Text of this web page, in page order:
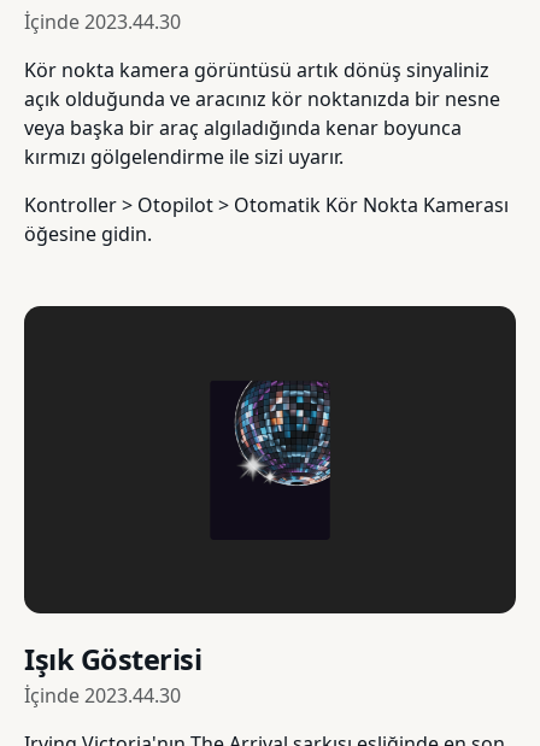
İçinde2023.44.30
Kör nokta kamera görüntüsü artık dönüş sinyaliniz
açık olduğunda ve aracınız kör noktanızda bir nesne
veya başka bir araç algıladığında kenar boyunca
kırmızı gölgelendirme ile sizi uyarır.
Kontroller > Otopilot > Otomatik Kör Nokta Kamerası
öğesine gidin.
Işık Gösterisi
İçinde2023.44.30